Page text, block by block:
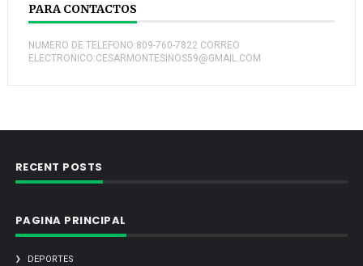
PARA CONTACTOS
NUMERO DE TELEFONO:809-760-7822 CORREO
ELECTRONICO:CESARMONTESINOS59@GMAIL.COM
RECENT POSTS
PAGINA PRINCIPAL
DEPORTES